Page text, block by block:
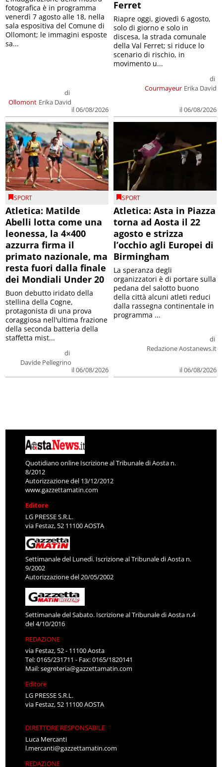
Ollomont
di
Erika David
il 06/08/2026
fotografica è in programma
venerdì 7 agosto alle 18, nella
sala espositiva del Comune di
Ollomont; le immagini esposte
sa...
Ferret
Courmayeur
di
Erika David
il 06/08/2026
Riapre oggi, giovedì 6 agosto,
solo di giorno e solo in
discesa, la strada comunale
della Val Ferret; si riduce lo
scenario di rischio, in
movimento u...
SPORT
Atletica: Matilde
Abelli lotta come una
leonessa, la 4×400
azzurra firma il
primato nazionale, ma
resta fuori dalla finale
dei Mondiali Under 20
di
Davide Pellegrino
il 06/08/2026
Buon debutto iridato della
stellina della Cogne,
protagonista di una prova
coraggiosa nell'ultima frazione
della seconda batteria della
staffetta mist...
SPORT
Atletica: Asta in Piazza
torna ad Aosta il 22
agosto e strizza
l’occhio agli Europei di
Birmingham
di
Redazione Aostanews.it
il 06/08/2026
La speranza degli
organizzatori è di portare sulla
pedana del salotto buono
della città alcuni atleti reduci
dalla rassegna continentale in
programma ...
Quotidiano online Iscrizione al Tribunale di Aosta n.
8/2012
Autorizzazione del 13/12/2012
www.gazzettamatin.com
Editore
LG PRESSE S.R.L.
via Festaz, 52 11100 AOSTA
Settimanale del Lunedì. Iscrizione al Tribunale di Aosta n.
9/2002
Autorizzazione del 20/05/2002
Settimanale del Sabato. Iscrizione al Tribunale di Aosta n.4
del 4/10/2016
REDAZIONE
via Festaz, 52 - 11100 Aosta
Tel: 0165/231711 - Fax: 0165/1820141
Mail:segreteria@gazzettamatin.com
Editore
LG PRESSE S.R.L.
via Festaz, 52 11100 AOSTA
DIRETTORE RESPONSABILE
Luca Mercanti
l.mercanti@gazzettamatin.com
REDAZIONE